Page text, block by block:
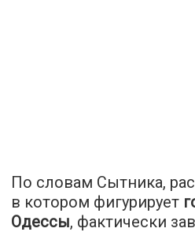
По словам Сытника,
в котором фигурирует
Одессы, фактически